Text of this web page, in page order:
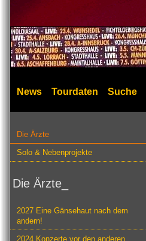
News Tourdaten Suche
Die Ärzte
Solo & Nebenprojekte
Die Ärzte_
2027 Eine Gänsehaut nach dem
andern!
2024 Konzerte vor den anderen